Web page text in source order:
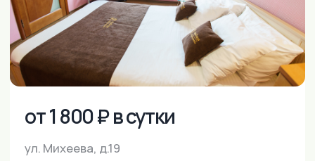
от 1 800 ₽ в сутки
Проложить маршрут
ул. Михеева, д.19
Комнат Площадь Гостей Спальных мест